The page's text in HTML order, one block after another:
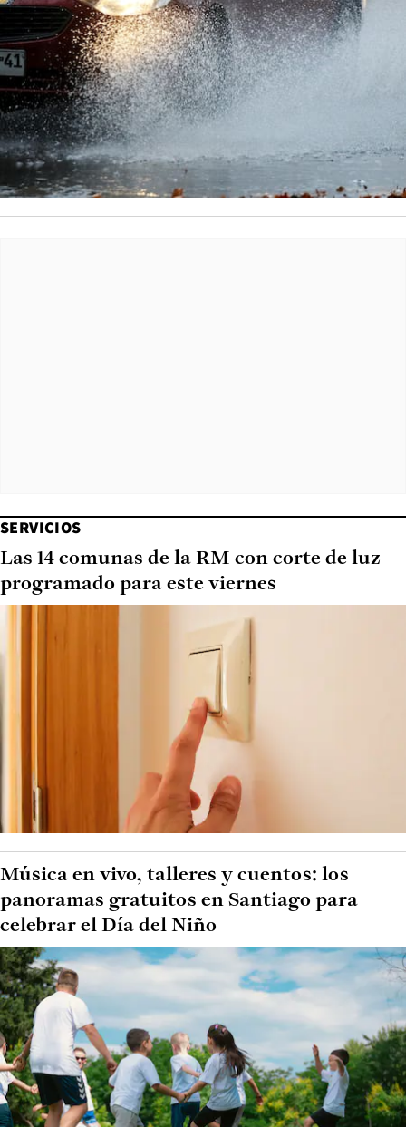
SERVICIOS
Las 14 comunas de la RM con corte de luz
programado para este viernes
Música en vivo, talleres y cuentos: los
panoramas gratuitos en Santiago para
celebrar el Día del Niño